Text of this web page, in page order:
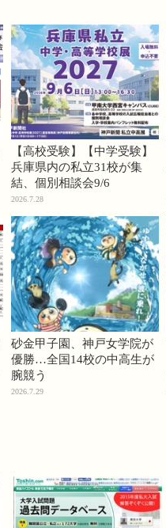
【高校受験】【中学受験】
兵庫県内の私立31校が集
結、個別相談会9/6
2026.7.28
砂金甲子園、神戸女学院が
優勝…全国14校の中高生が
腕競う
2026.7.29